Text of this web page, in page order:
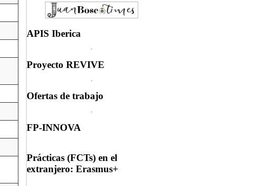
APIS Iberica
Proyecto REVIVE
Ofertas de trabajo
FP-INNOVA
Prácticas (FCTs) en el
extranjero: Erasmus+